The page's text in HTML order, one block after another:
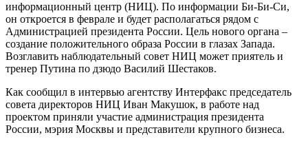
информационный центр (НИЦ). По информации Би-Би-Си,
он откроется в феврале и будет располагаться рядом с
Администрацией президента России. Цель нового органа –
создание положительного образа России в глазах Запада.
Возглавить наблюдательный совет НИЦ может приятель и
тренер Путина по дзюдо Василий Шестаков.
Как сообщил в интервью агентству Интерфакс председатель
совета директоров НИЦ Иван Макушок, в работе над
проектом приняли участие администрация президента
России, мэрия Москвы и представители крупного бизнеса.